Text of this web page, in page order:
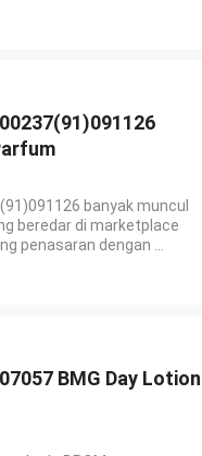
banyak muncul
beredar di marketplace
penasaran dengan ...
BMG Day Lotion